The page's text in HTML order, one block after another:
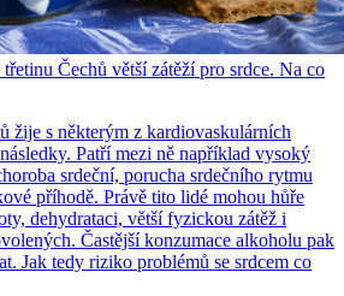
Čechů větší zátěží pro srdce. Na co
žije s některým z kardiovaskulárních
Patří mezi ně například vysoký
srdeční, porucha srdečního rytmu
příhodě. Právě tito lidé mohou hůře
dehydrataci, větší fyzickou zátěž i
Častější konzumace alkoholu pak
Jak tedy riziko problémů se srdcem co